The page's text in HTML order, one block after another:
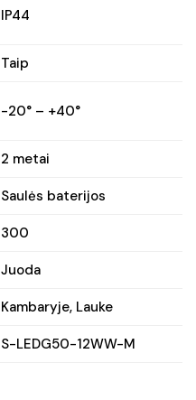
IP44
Taip
-20° – +40°
2 metai
Saulės baterijos
300
Juoda
Kambaryje, Lauke
S-LEDG50-12WW-M